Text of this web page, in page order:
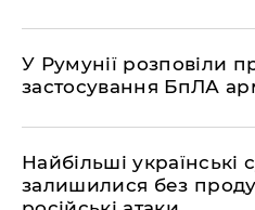
У Румунії розповіли
застосування БпЛА
Найбільші українські
залишилися без